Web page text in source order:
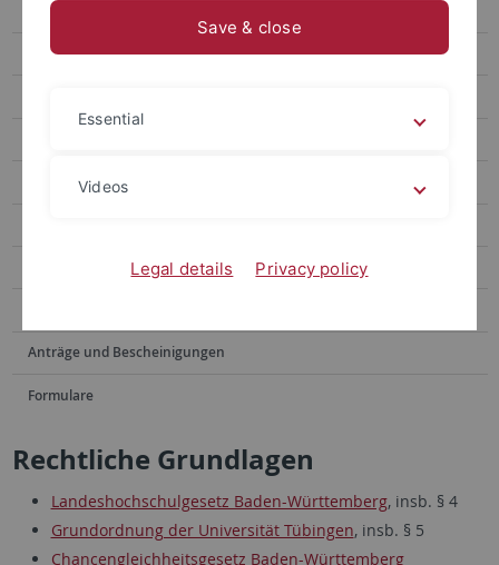
Athene Mentoring Programm
Team
Rechtsgrundlagen und Informationen
Anträge und Bescheinigungen
Formulare
Rechtliche Grundlagen
Landeshochschulgesetz Baden-Württemberg, insb. § 4
Grundordnung der Universität Tübingen, insb. § 5
Chancengleichheitsgesetz Baden-Württemberg
Save & close
Essential
Videos
Legal details Privacy policy